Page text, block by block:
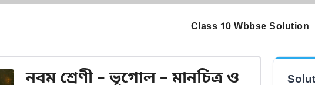
Class 10 Wbbse Solution
নবম শ্রেণী – ভূগোল – মানচিত্র ও